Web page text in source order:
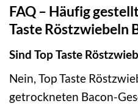
FAQ – Häufig
Taste Röstzwiebeln
Sind Top Taste
Nein, Top Taste
getrockneten Bacon-